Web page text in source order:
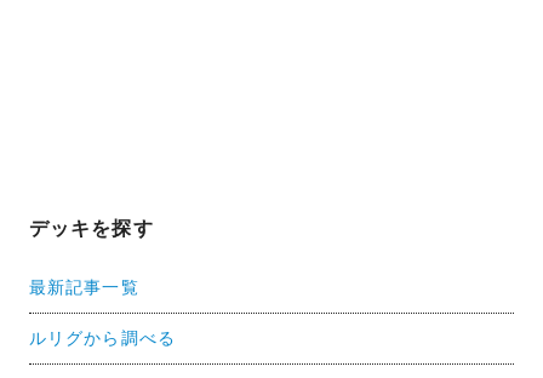
デッキを探す
最新記事一覧
ルリグから調べる